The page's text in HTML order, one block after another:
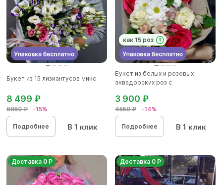
Букет из 15 лизиантусов микс
9950 ₽ -15%
8 499 ₽
Подробнее В 1 клик
как 15 роз
Букет из белых и розовых
эквадорских роз с
4550 ₽ -14%
3 900 ₽
Подробнее В 1 клик
Доставка 0 Р Доставка 0 Р